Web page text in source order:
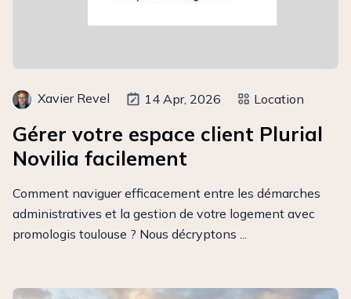
Xavier Revel 14 Apr, 2026 Location
Gérer votre espace client Plurial
Novilia facilement
Comment naviguer efficacement entre les démarches
administratives et la gestion de votre logement avec
promologis toulouse ? Nous décryptons ...